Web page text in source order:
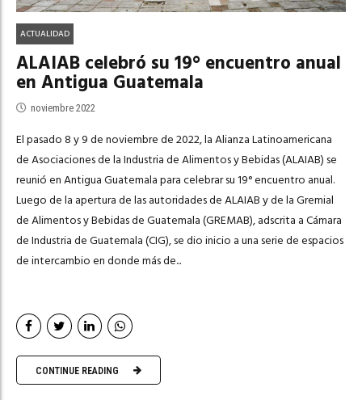
ACTUALIDAD
ALAIAB celebró su 19° encuentro anual
en Antigua Guatemala
noviembre 2022
El pasado 8 y 9 de noviembre de 2022, la Alianza Latinoamericana
de Asociaciones de la Industria de Alimentos y Bebidas (ALAIAB) se
reunió en Antigua Guatemala para celebrar su 19° encuentro anual.
Luego de la apertura de las autoridades de ALAIAB y de la Gremial
de Alimentos y Bebidas de Guatemala (GREMAB), adscrita a Cámara
de Industria de Guatemala (CIG), se dio inicio a una serie de espacios
de intercambio en donde más de...
CONTINUE READING